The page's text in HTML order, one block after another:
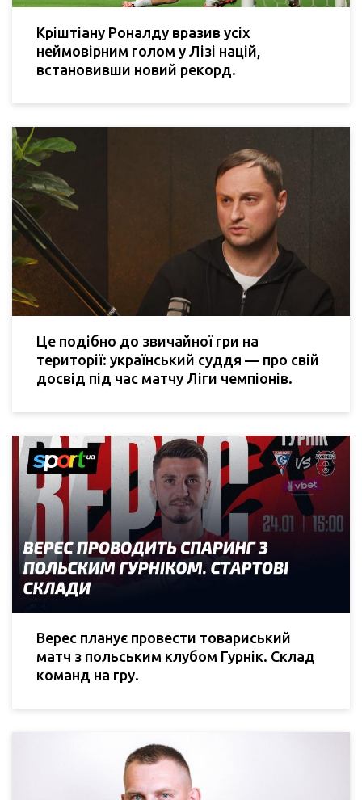
Кріштіану Роналду вразив усіх
неймовірним голом у Лізі націй,
встановивши новий рекорд.
Це подібно до звичайної гри на
території: український суддя — про свій
досвід під час матчу Ліги чемпіонів.
Верес планує провести товариський
матч з польським клубом Гурнік. Склад
команд на гру.